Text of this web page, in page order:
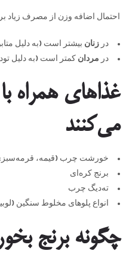
احتمال اضافه وزن از مصرف زیاد
در زنان بیشتر است (به دلیل
در مردان کمتر است (به دلیل
غذاهای همراه
می‌کنند
خورشت چرب (قیمه،
برنج کره‌ای
ته‌دیگ چرب
انواع پلوهای مخلوط سنگین
چگونه برنج